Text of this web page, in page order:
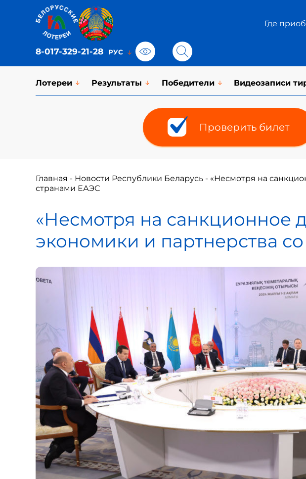
Где
8-017-329-21-28
Лотереи Результаты Победители Видеозаписи
Проверить билет
Главная - Новости Республики Беларусь - «Несмотря на
странами ЕАЭС
«Несмотря на санкционное
экономики и партнерства